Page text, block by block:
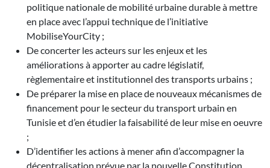
politique nationale de mobilité urbaine durable à mettre
en place avec l’appui technique de l’initiative
MobiliseYourCity ;
De concerter les acteurs sur les enjeux et les
améliorations à apporter au cadre législatif,
règlementaire et institutionnel des transports urbains ;
De préparer la mise en place de nouveaux mécanismes de
financement pour le secteur du transport urbain en
Tunisie et d’en étudier la faisabilité de leur mise en oeuvre
;
D’identifier les actions à mener afin d’accompagner la
décentralisation prévue par la nouvelle Constitution